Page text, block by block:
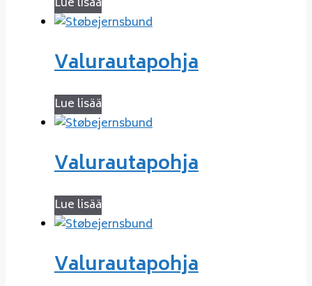
Valurautapohja
Lue lisää
Valurautapohja
Lue lisää
Valurautapohja